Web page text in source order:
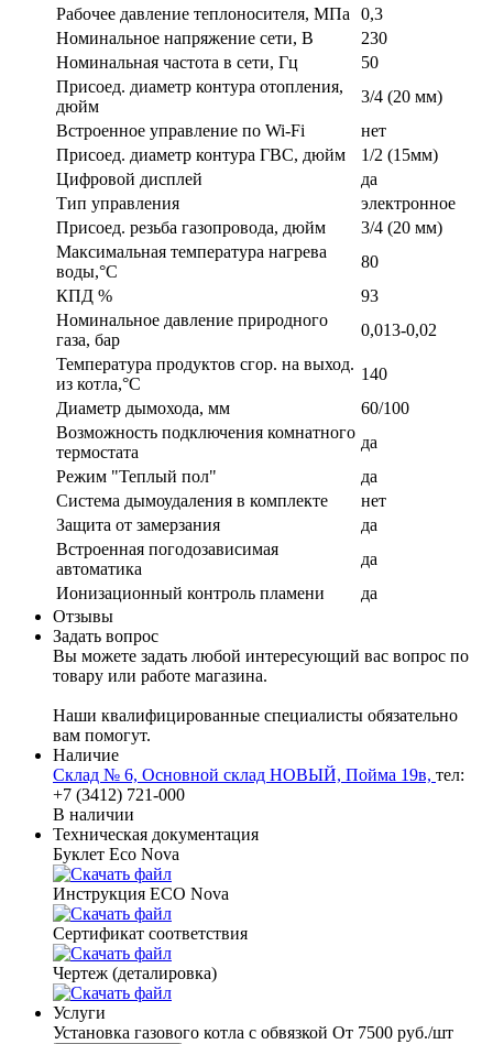
Рабочее давление теплоносителя, МПа
0,3
Номинальное напряжение сети, В
230
Номинальная частота в сети, Гц
50
Присоед. диаметр контура отопления,
дюйм
3/4 (20 мм)
Встроенное управление по Wi-Fi
нет
Присоед. диаметр контура ГВС, дюйм
1/2 (15мм)
Цифровой дисплей
да
Тип управления
электронное
Присоед. резьба газопровода, дюйм
3/4 (20 мм)
Максимальная температура нагрева
воды,°С
80
КПД %
93
Номинальное давление природного
газа, бар
0,013-0,02
Температура продуктов сгор. на выход.
из котла,°С
140
Диаметр дымохода, мм
60/100
Возможность подключения комнатного
термостата
да
Режим "Теплый пол"
да
Система дымоудаления в комплекте
нет
Защита от замерзания
да
Встроенная погодозависимая
автоматика
да
Ионизационный контроль пламени
да
Отзывы
Задать вопрос
Вы можете задать любой интересующий вас вопрос по
товару или работе магазина.
Наши квалифицированные специалисты обязательно
вам помогут.
Наличие
Склад № 6, Основной склад НОВЫЙ, Пойма 19в, тел:
+7 (3412) 721-000
В наличии
Техническая документация
Буклет Eco Nova
Инструкция ECO Nova
Сертификат соответствия
Чертеж (деталировка)
Услуги
Установка газового котла с обвязкой От 7500 руб./шт